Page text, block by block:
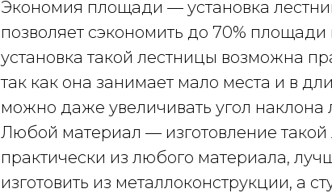
Экономия площади — установка
позволяет сэкономить до 70%
установка такой лестницы возможна
так как она занимает мало места и в
можно даже увеличивать угол наклона
Любой материал — изготовление
практически из любого материала,
изготовить из металлоконструкции, а